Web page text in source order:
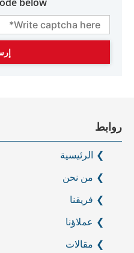
روابط
الرئيسية
من نحن
فريقنا
عملاؤنا
مقالات